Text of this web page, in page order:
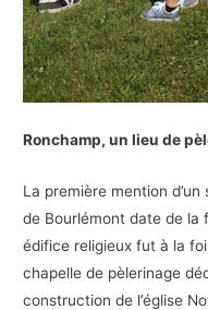
Ronchamp, un lieu de
La première mention
de Bourlémont date de la
édifice religieux fut à la
chapelle de pèlerinage
construction de l’église